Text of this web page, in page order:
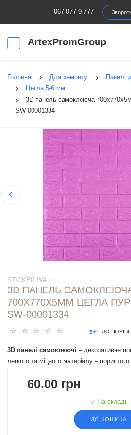
067 077 9 777
ArtexPromGroup
Головна Для ремонту
Панелі
Цегла 5-6 мм
3D панель самоклеюча
SW-00001334
STICKER WALL
3D ПАНЕЛЬ
700Х770Х5ММ ЦЕГЛА
SW-00001334
ДО
3D панелі самоклеючі – декоративне
легкого та міцного матеріалу –
широкому різноманітті кольорів та
60.00 грн
На складі
ДО КОШИКА